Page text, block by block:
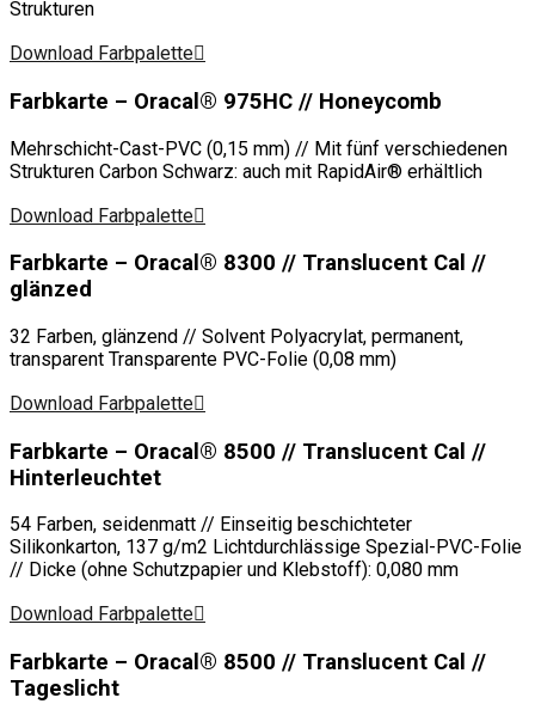
Strukturen
Download Farbpalette
Farbkarte – Oracal® 975HC // Honeycomb
Mehrschicht-Cast-PVC (0,15 mm) // Mit fünf verschiedenen
Strukturen Carbon Schwarz: auch mit RapidAir® erhältlich
Download Farbpalette
Farbkarte – Oracal® 8300 // Translucent Cal //
glänzed
32 Farben, glänzend // Solvent Polyacrylat, permanent,
transparent Transparente PVC-Folie (0,08 mm)
Download Farbpalette
Farbkarte – Oracal® 8500 // Translucent Cal //
Hinterleuchtet
54 Farben, seidenmatt // Einseitig beschichteter
Silikonkarton, 137 g/m2 Lichtdurchlässige Spezial-PVC-Folie
// Dicke (ohne Schutzpapier und Klebstoff): 0,080 mm
Download Farbpalette
Farbkarte – Oracal® 8500 // Translucent Cal //
Tageslicht